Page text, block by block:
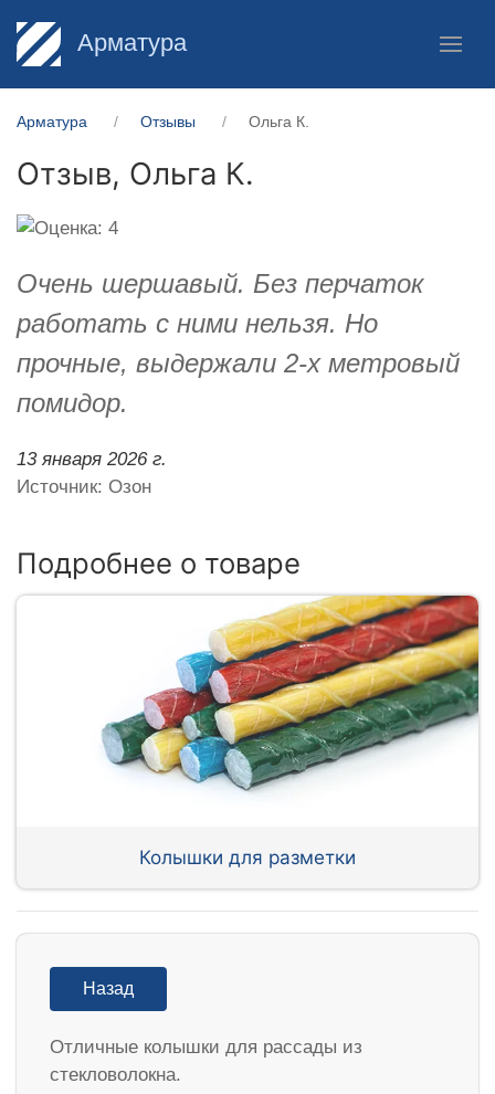
Арматура
Арматура Отзывы Ольга К.
Отзыв, Ольга К.
Очень шершавый. Без перчаток
работать с ними нельзя. Но
прочные, выдержали 2-х метровый
помидор.
13 января 2026 г.
Источник: Озон
Подробнее о товаре
Колышки для разметки
Назад
Отличные колышки для рассады из
стекловолокна.